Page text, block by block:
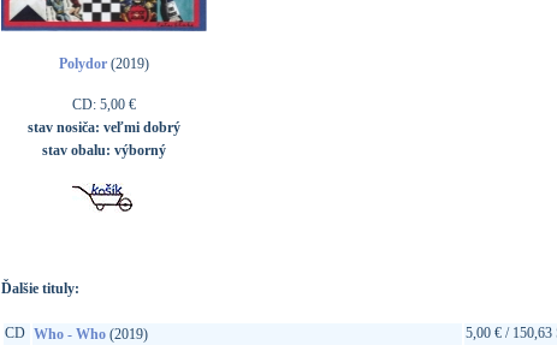
Polydor(2019)
CD: 5,00 €
stav nosiča: veľmi dobrý
stav obalu: výborný
Ďalšie tituly:
CD Who - Who(2019)
5,00 € / 150,63